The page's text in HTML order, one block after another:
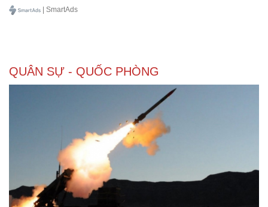
| SmartAds
QUÂN SỰ - QUỐC PHÒNG